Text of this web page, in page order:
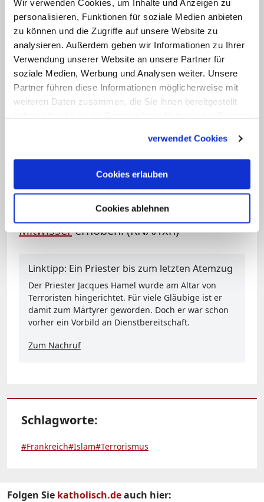
Wir verwenden Cookies, um Inhalte und Anzeigen zu
personalisieren, Funktionen für soziale Medien anbieten
zu können und die Zugriffe auf unsere Website zu
analysieren. Außerdem geben wir Informationen zu Ihrer
Verwendung unserer Website an unsere Partner für
soziale Medien, Werbung und Analysen weiter. Unsere
Partner führen diese Informationen möglicherweise mit
weiteren Daten zusammen, die Sie ihnen bereitgestellt
verwendet Cookies
Cookies erlauben
Cookies ablehnen
Etienne-du-Rouvray gestürmt und fünf
Menschen, die dort eine Messe feierten,
als Geiseln genommen. Sie schnitten
dem 85-jährigen Hamel die Kehle durch.
Eine weitere Geisel wurde
lebensgefährlich verletzt. Als die
sie von der Polizei erschossen. Die
Terrormiliz "Islamischer Staat" (IS)
reklamierte die Tat für sich. Die
französische Justiz hat mittlerweile
Anklage gegen einen mutmaßlichen
Mitwissererhoben. (KNA/fxn)
Linktipp: Ein Priester bis zum letzten Atemzug
Der Priester Jacques Hamel wurde am Altar von
Terroristen hingerichtet. Für viele Gläubige ist er
damit zum Märtyrer geworden. Doch er war schon
vorher ein Vorbild an Dienstbereitschaft.
Zum Nachruf
Schlagworte:
#Frankreich#Islam#Terrorismus
Folgen Sie katholisch.deauch hier: